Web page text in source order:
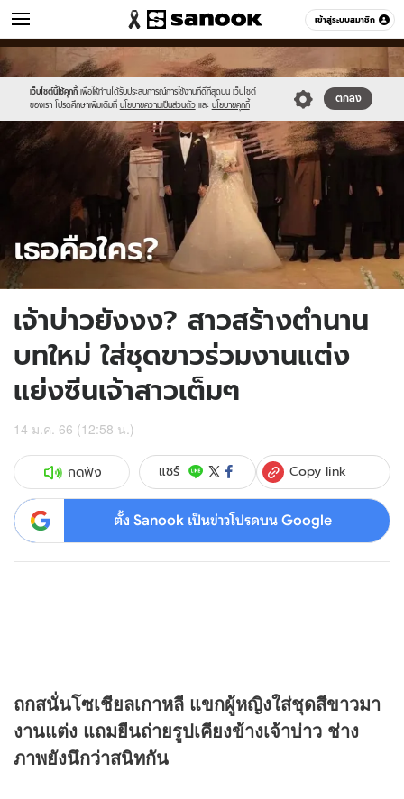
เข้าสู่ระบบสมาชิก
ข่าว หมวดอื่นๆ
เว็บไซต์นี้ใช้คุกกี้ เพื่อให้ท่านได้รับประสบการณ์การใช้งานที่ดีที่สุดบน เว็บไซต์
ของเรา โปรดศึกษาเพิ่มเติมที่ นโยบายความเป็นส่วนตัว และ นโยบายคุกกี้
ตกลง
//s.isanook.com/sr/0/images/logo-
new-
sanook.png
//s.isanook.com/ns/0/ud/1747/8739686/wedding.jpg
เจ้าบ่าวยังงง? สาวสร้างตำนาน
บทใหม่ ใส่ชุดขาวร่วมงานแต่ง
แย่งซีนเจ้าสาวเต็มๆ
14 ม.ค. 66 (12:58 น.)
กดฟัง แชร์ Copy link
ตั้ง Sanook เป็นข่าวโปรดบน Google
ถกสนั่นโซเชียลเกาหลี แขกผู้หญิงใส่ชุดสีขาวมา
งานแต่ง แถมยืนถ่ายรูปเคียงข้างเจ้าบ่าว ช่าง
ภาพยังนึกว่าสนิทกัน